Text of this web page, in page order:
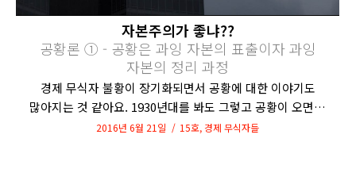
자본주의가 좋냐??
공황론 ① - 공황은 과잉 자본의 표출이자 과잉
자본의 정리 과정
경제 무식자 불황이 장기화되면서 공황에 대한 이야기도
많아지는 것 같아요. 1930년대를 봐도 그렇고 공황이 오면…
2016년 6월 21일 15호, 경제 무식자들